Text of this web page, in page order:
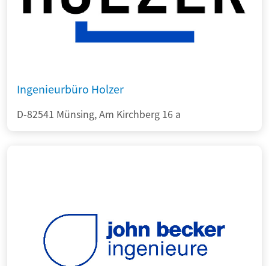
Ingenieurbüro Holzer
D-82541 Münsing, Am Kirchberg 16 a